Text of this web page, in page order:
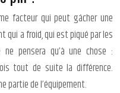
facteur qui peut gâcher une
qui a froid, qui est piqué par les
pensera qu’à une chose :
tout de suite la différence.
partie de l’équipement.